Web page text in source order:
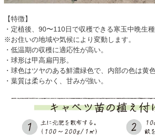
【特徴】
・定植後、90〜110日で収穫できる寒玉中晩生種
※お住いの地域や気候により変動します。
・低温期の収穫に適応性が高い。
・球形は甲高扁円形。
・球色はツヤのある鮮濃緑色で、内部の色は黄
・葉質は柔らかく、甘みが強い。